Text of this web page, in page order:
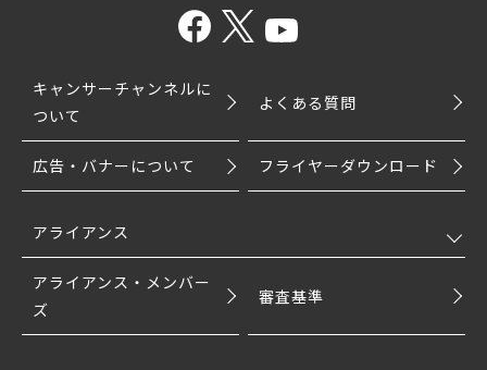
キャンサーチャンネルに
ついて
よくある質問
広告・バナーについて フライヤーダウンロード
アライアンス
アライアンス・メンバー
ズ
審査基準